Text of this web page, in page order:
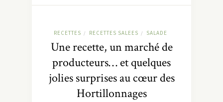
RECETTES / RECETTES SALEES / SALADE
Une recette, un marché de
producteurs… et quelques
jolies surprises au cœur des
Hortillonnages